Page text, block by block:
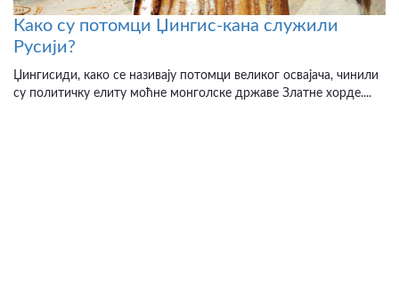
Како су потомци Џингис-кана служили
Русији?
Џингисиди, како се називају потомци великог освајача, чинили
су политичку елиту моћне монголске државе Златне хорде....